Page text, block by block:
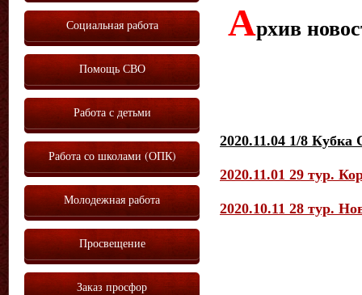
Архив
2020.11.04 1/8
2020.11.01 29 тур.
2020.10.11 28 тур.
Социальная работа
Помощь СВО
Работа с детьми
Работа со школами (ОПК)
Молодежная работа
Просвещение
Заказ просфор